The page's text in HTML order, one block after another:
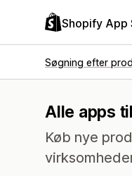
Shopify App
Søgning efter
Alle apps
Køb nye